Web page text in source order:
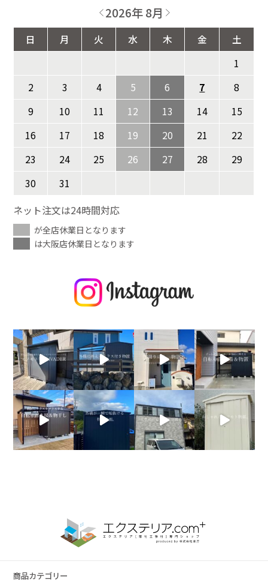
2026年 8月
日 月 火 水 木 金
土
1
2
3 4 5 6 7
8
9
10 11 12 13 14
15
16
17 18 19 20 21
22
23
24 25 26 27 28
29
30
31
ネット注文は24時間対応
が全店休業日となります
は大阪店休業日となります
商品カテゴリー